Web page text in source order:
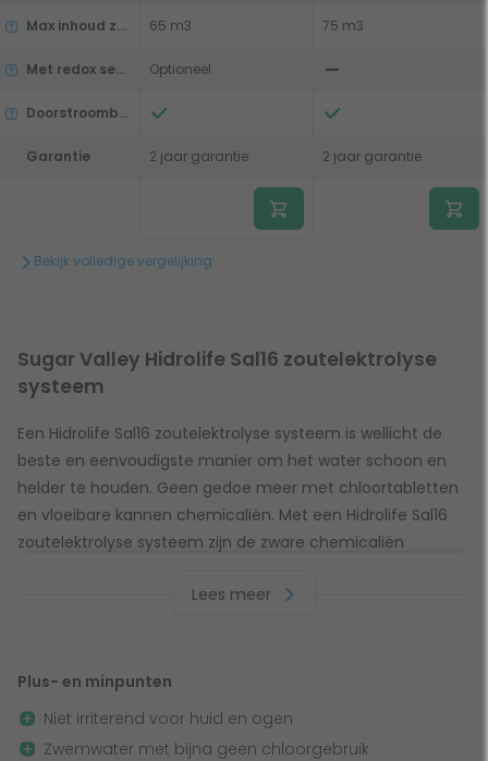
Max inhoud zwembad
Met redox sensor (chloor)
Doorstroombeveiliging
Garantie
65 m3
Optioneel
2 jaar garantie
75 m3
2 jaar garantie
Bekijk volledige vergelijking
Sugar Valley Hidrolife Sal16 zoutelektrolyse
systeem
Een Hidrolife Sal16 zoutelektrolyse systeem is wellicht de
beste en eenvoudigste manier om het water schoon en
helder te houden. Geen gedoe meer met chloortabletten
en vloeibare kannen chemicaliën. Met een Hidrolife Sal16
zoutelektrolyse systeem zijn de zware chemicaliën
terugspoelen van het filter (backwashen) en door de
uitsleep van zwemmers. Er gaat dus geen badzout verloren
doordat er water verdampt.
Lees meer
Plus- en minpunten
Niet irriterend voor huid en ogen
Zwemwater met bijna geen chloorgebruik